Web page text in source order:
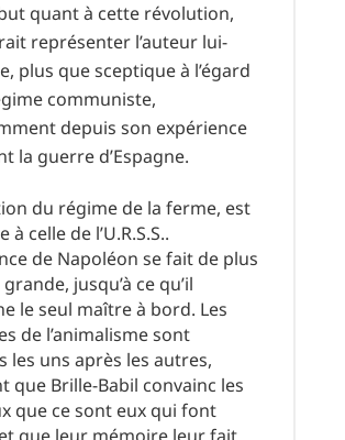
quant à cette révolution,
représenter l’auteur lui-
plus que sceptique à l’égard
communiste,
depuis son expérience
la guerre d’Espagne.
du régime de la ferme, est
à celle de l’U.R.S.S..
de Napoléon se fait de plus
jusqu’à ce qu’il
le seul maître à bord. Les
de l’animalisme sont
les uns après les autres,
que Brille-Babil convainc les
que ce sont eux qui font